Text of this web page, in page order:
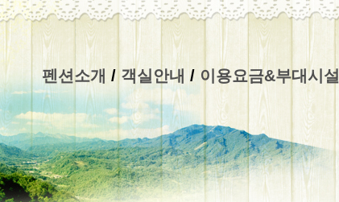
펜션소개 / 객실안내 / 이용요금&부대시설